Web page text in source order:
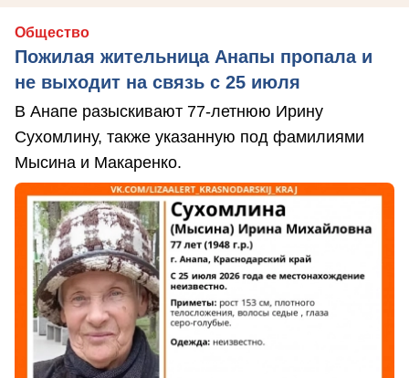
Общество
Пожилая жительница Анапы пропала и
не выходит на связь с 25 июля
В Анапе разыскивают 77-летнюю Ирину
Сухомлину, также указанную под фамилиями
Мысина и Макаренко.